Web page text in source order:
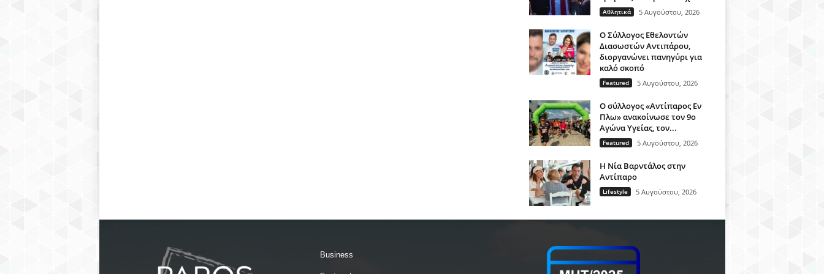
Αθλητικά 5 Αυγούστου, 2026
O Σύλλογος Εθελοντών
Διασωστών Αντιπάρου,
διοργανώνει πανηγύρι για
καλό σκοπό
Featured 5 Αυγούστου, 2026
Ο σύλλογος «Αντίπαρος Εν
Πλω» ανακοίνωσε τον 9ο
Αγώνα Υγείας, τον...
Featured 5 Αυγούστου, 2026
Η Νία Βαρντάλος στην
Αντίπαρο
Lifestyle 5 Αυγούστου, 2026
Business